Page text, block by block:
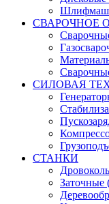
СВАРОЧНОЕ
СИЛОВАЯ
СТАНКИ
Заточные